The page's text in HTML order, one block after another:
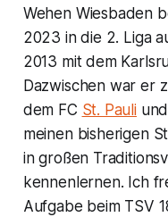
Wehen Wiesbaden
2023 in die 2. Liga
2013 mit dem
Dazwischen war er
dem FC St. Pauli
meinen bisherigen
in großen
kennenlernen. Ich
Aufgabe beim TSV